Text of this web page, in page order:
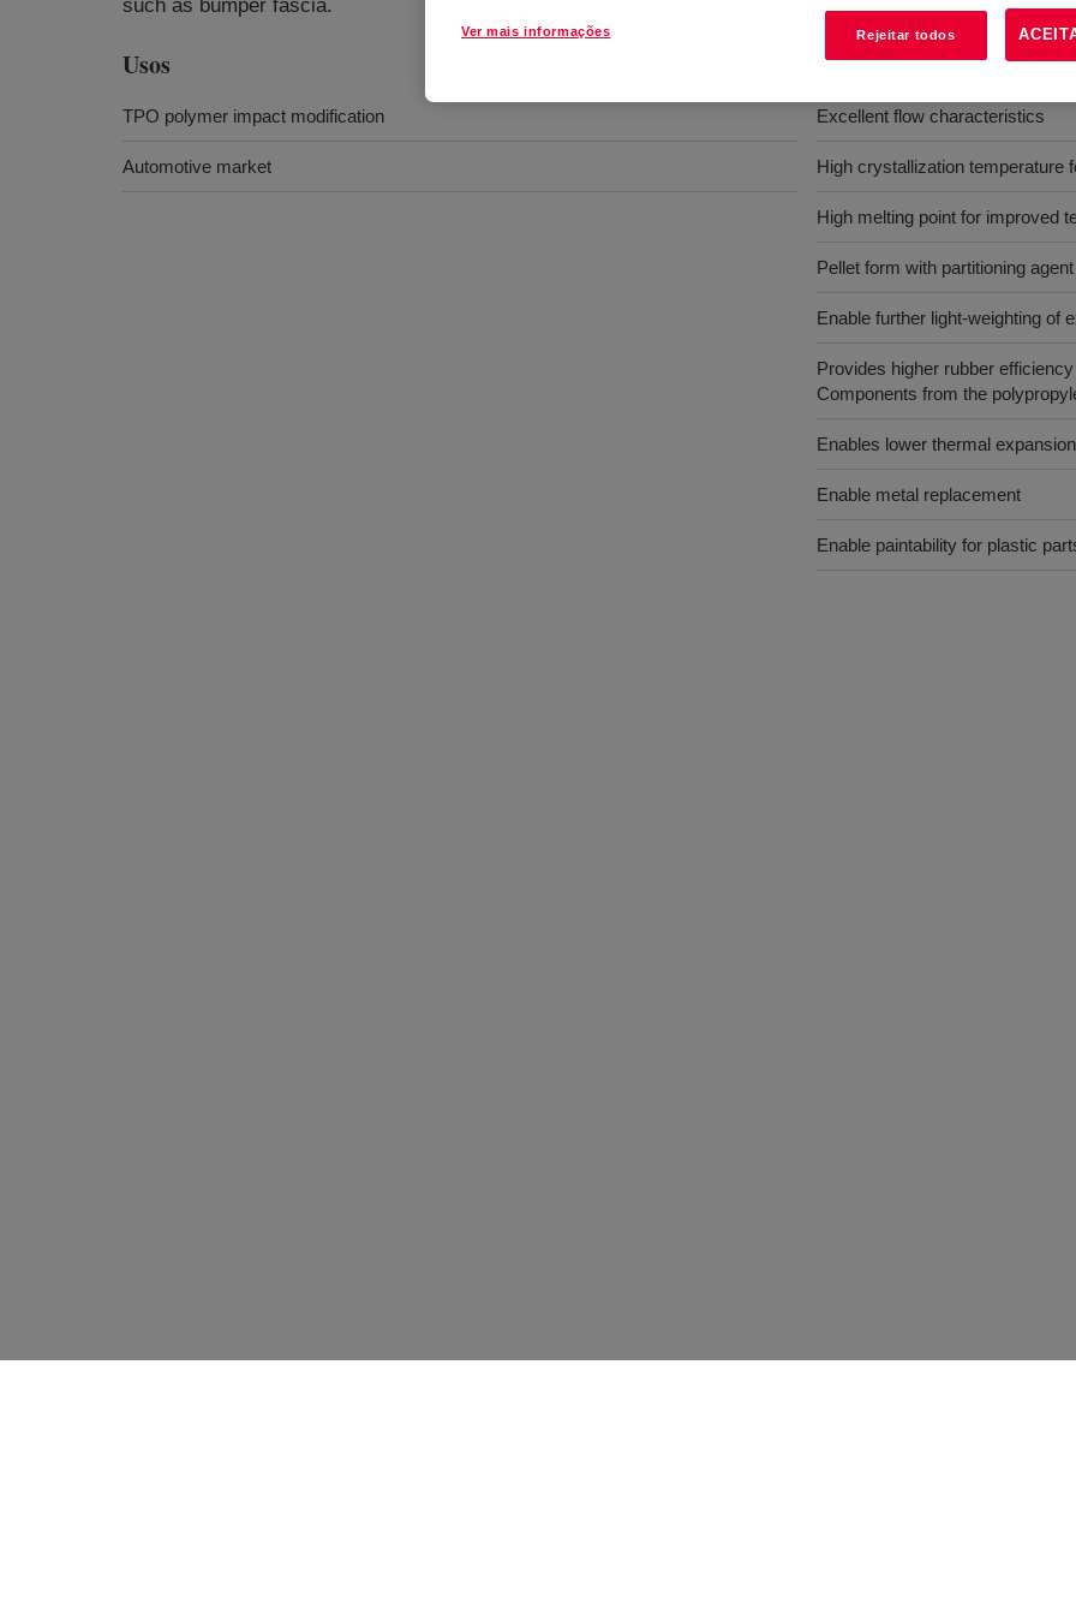
such as bumper fascia.
Usos
TPO polymer impact modification
Automotive market
Benefícios
Excellent flow characteristics
High crystallization temperature
High melting point for improved
Pellet form with partitioning
Enable further light-weighting of
Provides higher rubber
Components from the
Enables lower thermal
Enable metal replacement
Enable paintability for plastic
Ver mais informações Rejeitar todos